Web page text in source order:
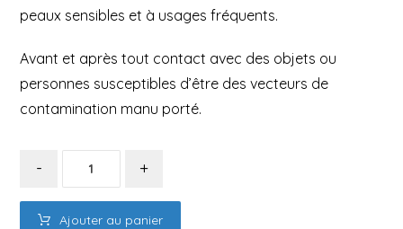
peaux sensibles et à usages fréquents.
Avant et après tout contact avec des objets ou
personnes susceptibles d’être des vecteurs de
contamination manu porté.
- +
Ajouter au panier